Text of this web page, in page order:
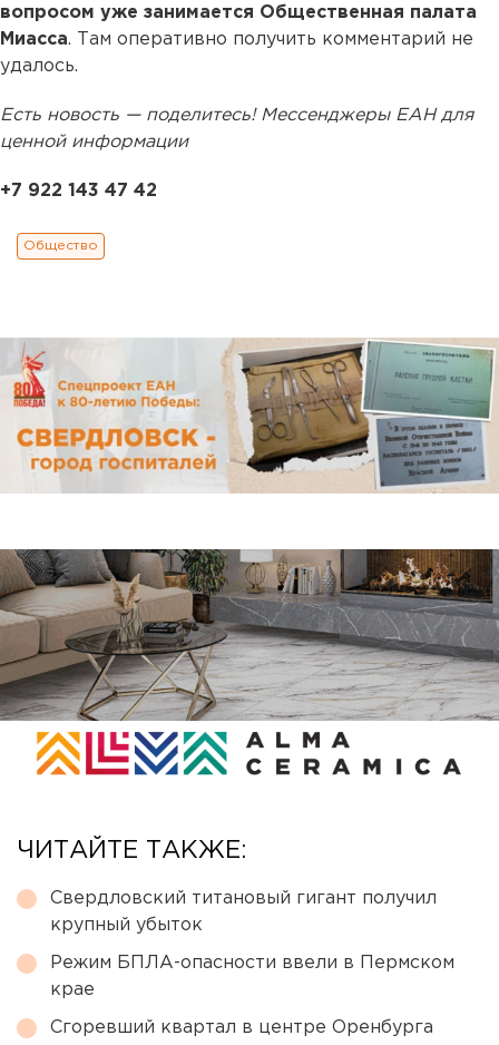
вопросом уже занимается Общественная палата
Миасса. Там оперативно получить комментарий не
удалось.
Есть новость — поделитесь! Мессенджеры ЕАН для
ценной информации
+7 922 143 47 42
Общество
ЧИТАЙТЕ ТАКЖЕ:
Свердловский титановый гигант получил
крупный убыток
Режим БПЛА-опасности ввели в Пермском
крае
Сгоревший квартал в центре Оренбурга